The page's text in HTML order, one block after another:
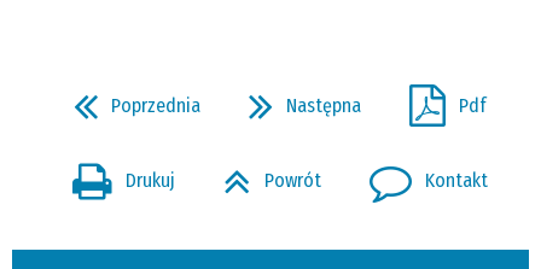
Poprzednia Następna Pdf
Drukuj Powrót Kontakt